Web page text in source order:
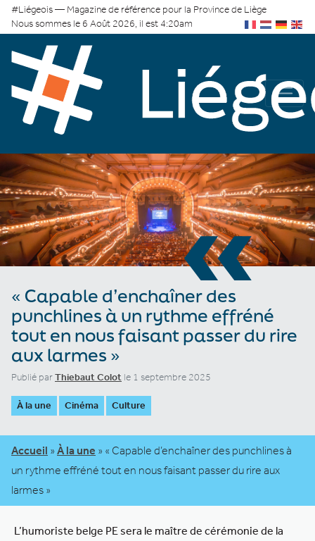
#Liégeois — Magazine de référence pour la Province de Liège
Nous sommes le 6 Août 2026, il est 4:20am
«
« Capable d’enchaîner des
punchlines à un rythme effréné
tout en nous faisant passer du rire
aux larmes »
Publié parThiebaut Colot le 1 septembre 2025
À la une Cinéma Culture
Accueil » À la une » « Capable d’enchaîner des punchlines à
un rythme effréné tout en nous faisant passer du rire aux
larmes »
L’humoriste belge PE sera le maître de cérémonie de la